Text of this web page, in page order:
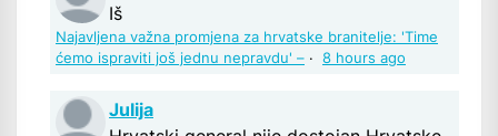
Iš
Najavljena važna promjena za hrvatske branitelje: 'Time
ćemo ispraviti još jednu nepravdu' – · 8 hours ago
Julija